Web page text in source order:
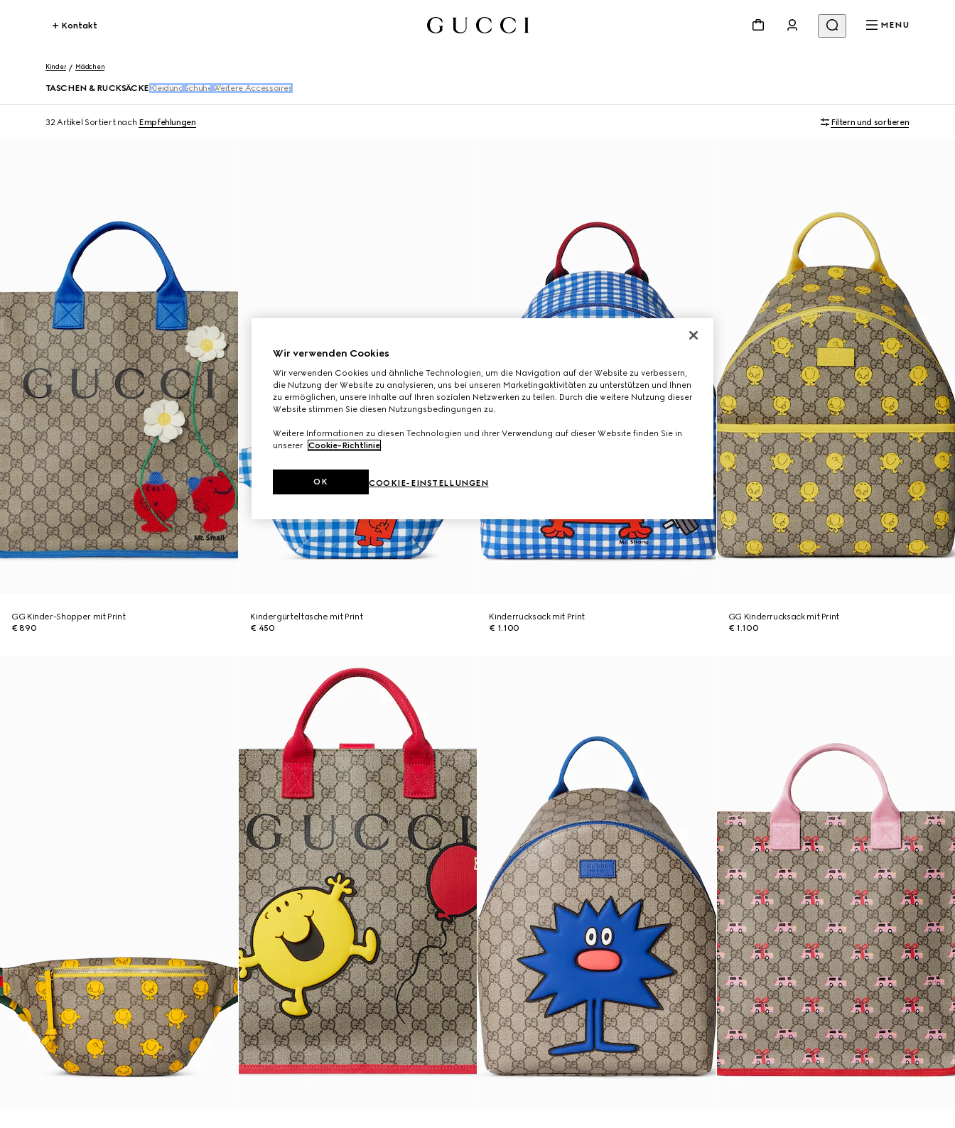
Kontakt MENU
Kinder Mädchen
TASCHEN & RUCKSÄCKE Kleidung Schuhe Weitere Accessoires
32 Artikel Sortiert nach Empfehlungen Filtern und sortieren
GG Kinder-Shopper mit Print
€ 890
Kindergürteltasche mit Print
€ 450
Kinderrucksack mit Print
€ 1.100
GG Kinderrucksack mit Print
€ 1.100
Wir verwenden Cookies
Wir verwenden Cookies und ähnliche Technologien, um die Navigation auf der Website zu verbessern,
die Nutzung der Website zu analysieren, uns bei unseren Marketingaktivitäten zu unterstützen und Ihnen
zu ermöglichen, unsere Inhalte auf Ihren sozialen Netzwerken zu teilen. Durch die weitere Nutzung dieser
Website stimmen Sie diesen Nutzungsbedingungen zu.
Weitere Informationen zu diesen Technologien und ihrer Verwendung auf dieser Website finden Sie in
unserer Cookie-Richtlinie.
COOKIE-EINSTELLUNGEN
OK